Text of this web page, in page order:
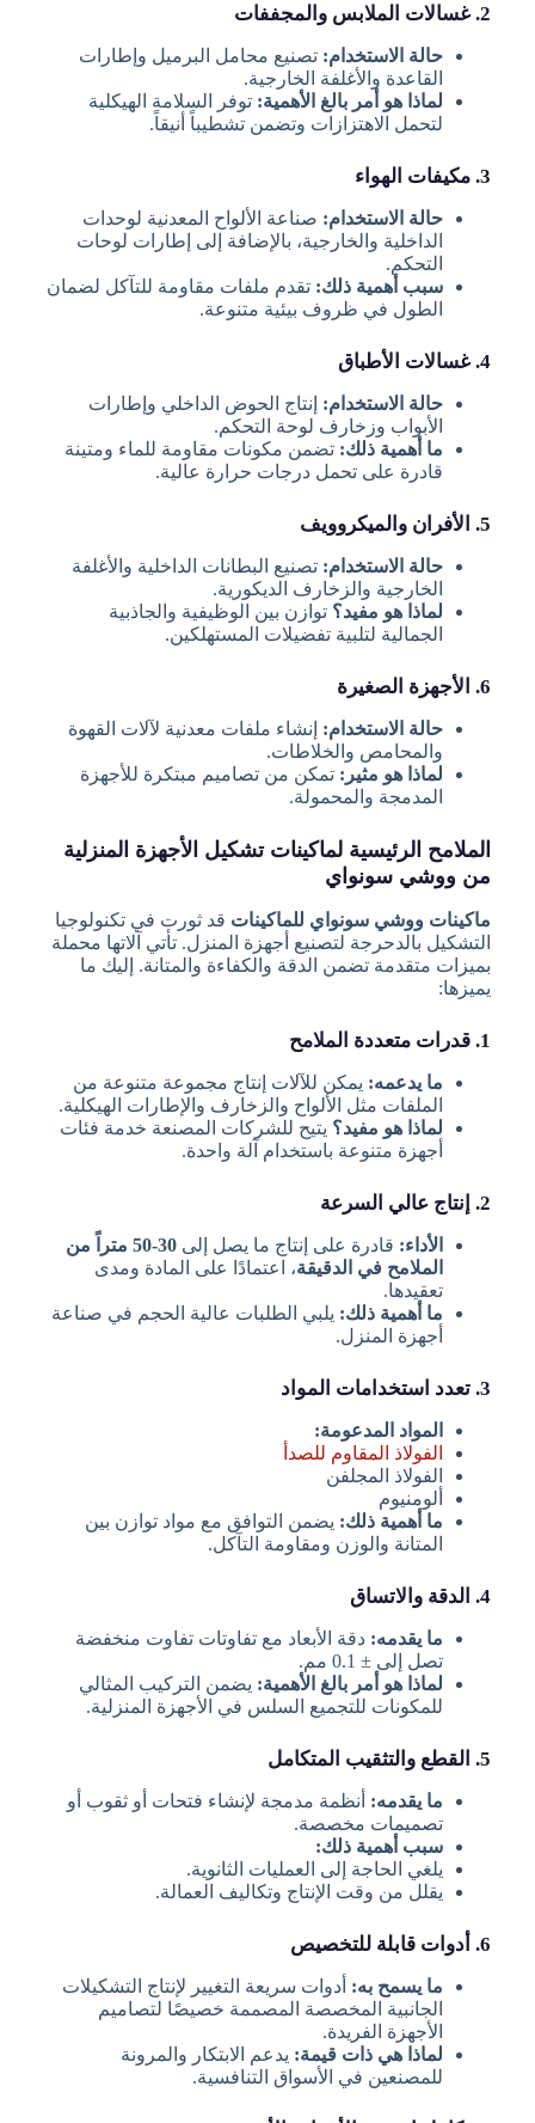
2. غسالات الملابس والمجففات
حالة الاستخدام: تصنيع محامل البرميل وإطارات
القاعدة والأغلفة الخارجية.
لماذا هو أمر بالغ الأهمية: توفر السلامة الهيكلية
لتحمل الاهتزازات وتضمن تشطيباً أنيقاً.
3. مكيفات الهواء
حالة الاستخدام: صناعة الألواح المعدنية لوحدات
الداخلية والخارجية، بالإضافة إلى إطارات لوحات
التحكم.
سبب أهمية ذلك: تقدم ملفات مقاومة للتآكل لضمان
الطول في ظروف بيئية متنوعة.
4. غسالات الأطباق
حالة الاستخدام: إنتاج الحوض الداخلي وإطارات
الأبواب وزخارف لوحة التحكم.
ما أهمية ذلك: تضمن مكونات مقاومة للماء ومتينة
قادرة على تحمل درجات حرارة عالية.
5. الأفران والميكروويف
حالة الاستخدام: تصنيع البطانات الداخلية والأغلفة
الخارجية والزخارف الديكورية.
لماذا هو مفيد؟ توازن بين الوظيفية والجاذبية
الجمالية لتلبية تفضيلات المستهلكين.
6. الأجهزة الصغيرة
حالة الاستخدام: إنشاء ملفات معدنية لآلات القهوة
والمحامص والخلاطات.
لماذا هو مثير: تمكن من تصاميم مبتكرة للأجهزة
المدمجة والمحمولة.
الملامح الرئيسية لماكينات تشكيل الأجهزة المنزلية
من ووشي سونواي
ماكينات ووشي سونواي للماكينات قد ثورت في تكنولوجيا
التشكيل بالدحرجة لتصنيع أجهزة المنزل. تأتي آلاتها محملة
بميزات متقدمة تضمن الدقة والكفاءة والمتانة. إليك ما
يميزها:
1. قدرات متعددة الملامح
ما يدعمه: يمكن للآلات إنتاج مجموعة متنوعة من
الملفات مثل الألواح والزخارف والإطارات الهيكلية.
لماذا هو مفيد؟ يتيح للشركات المصنعة خدمة فئات
أجهزة متنوعة باستخدام آلة واحدة.
2. إنتاج عالي السرعة
الأداء: قادرة على إنتاج ما يصل إلى
30-50 متراً من
الملامح في الدقيقة، اعتمادًا على المادة ومدى
تعقيدها.
ما أهمية ذلك: يلبي الطلبات عالية الحجم في صناعة
أجهزة المنزل.
3. تعدد استخدامات المواد
المواد المدعومة:
الفولاذ المقاوم للصدأ
الفولاذ المجلفن
ألومنيوم
ما أهمية ذلك: يضمن التوافق مع مواد توازن بين
المتانة والوزن ومقاومة التآكل.
4. الدقة والاتساق
ما يقدمه: دقة الأبعاد مع تفاوتات تفاوت منخفضة
تصل إلى ± 0.1 مم.
لماذا هو أمر بالغ الأهمية: يضمن التركيب المثالي
للمكونات للتجميع السلس في الأجهزة المنزلية.
5. القطع والتثقيب المتكامل
ما يقدمه: أنظمة مدمجة لإنشاء فتحات أو ثقوب أو
تصميمات مخصصة.
سبب أهمية ذلك:
يلغي الحاجة إلى العمليات الثانوية.
يقلل من وقت الإنتاج وتكاليف العمالة.
6. أدوات قابلة للتخصيص
ما يسمح به: أدوات سريعة التغيير لإنتاج التشكيلات
الجانبية المخصصة المصممة خصيصًا لتصاميم
الأجهزة الفريدة.
لماذا هي ذات قيمة: يدعم الابتكار والمرونة
للمصنعين في الأسواق التنافسية.